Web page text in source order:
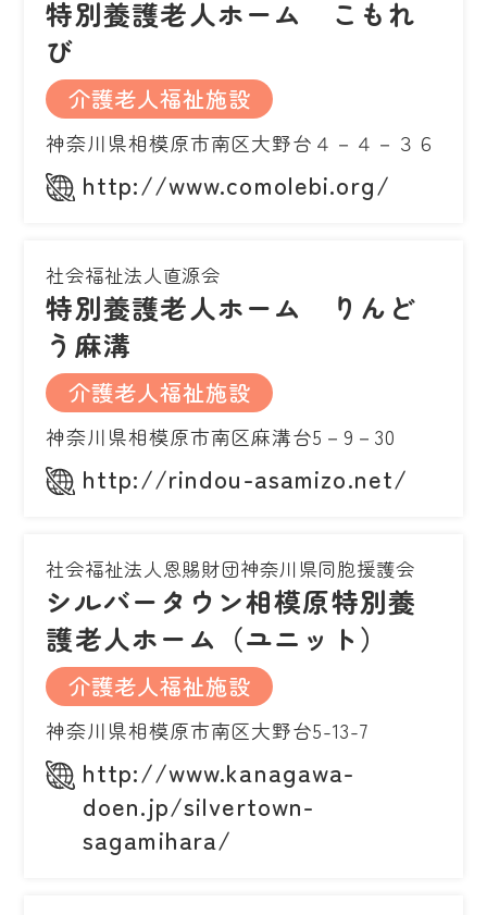
特別養護老人ホーム こもれ
び
介護老人福祉施設
神奈川県相模原市南区大野台４－４－３６
http://www.comolebi.org/
社会福祉法人直源会
特別養護老人ホーム りんど
う麻溝
介護老人福祉施設
神奈川県相模原市南区麻溝台5－9－30
http://rindou-asamizo.net/
社会福祉法人恩賜財団神奈川県同胞援護会
シルバータウン相模原特別養
護老人ホーム（ユニット）
介護老人福祉施設
神奈川県相模原市南区大野台5-13-7
http://www.kanagawa-
doen.jp/silvertown-
sagamihara/